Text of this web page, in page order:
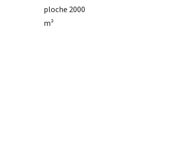
ploche 2000
m²